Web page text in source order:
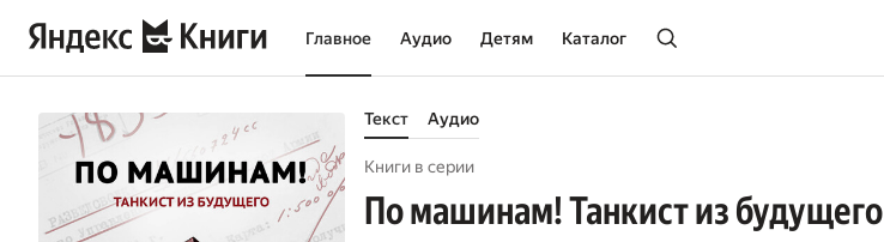
Главное Аудио Детям Каталог
Текст Аудио
Книги в серии
По машинам! Танкист из будущего